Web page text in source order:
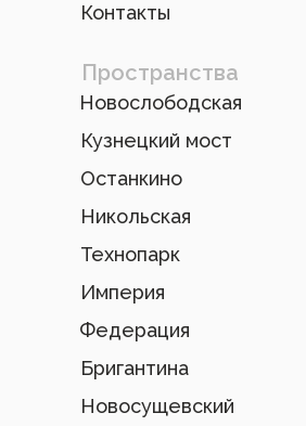
Пространства
Федерация
Никольская
Новосущевский
Бригантина
Кузнецкий мост
Империя
Контакты
Технопарк
Останкино
Новослободская